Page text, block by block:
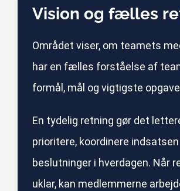
Vision og fælles
Området viser, om teamets
har en fælles forståelse af
formål, mål og vigtigste
En tydelig retning gør det
prioritere, koordinere
beslutninger i hverdagen. Når
uklar, kan medlemmerne